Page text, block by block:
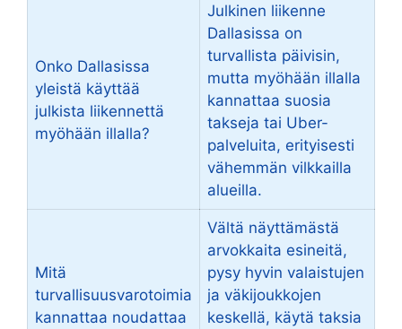
Onko Dallasissa
yleistä käyttää
julkista liikennettä
myöhään illalla?
Julkinen liikenne
Dallasissa on
turvallista päivisin,
mutta myöhään illalla
kannattaa suosia
takseja tai Uber-
palveluita, erityisesti
vähemmän vilkkailla
alueilla.
Mitä
turvallisuusvarotoimia
kannattaa noudattaa
Vältä näyttämästä
arvokkaita esineitä,
pysy hyvin valaistujen
ja väkijoukkojen
keskellä, käytä taksia